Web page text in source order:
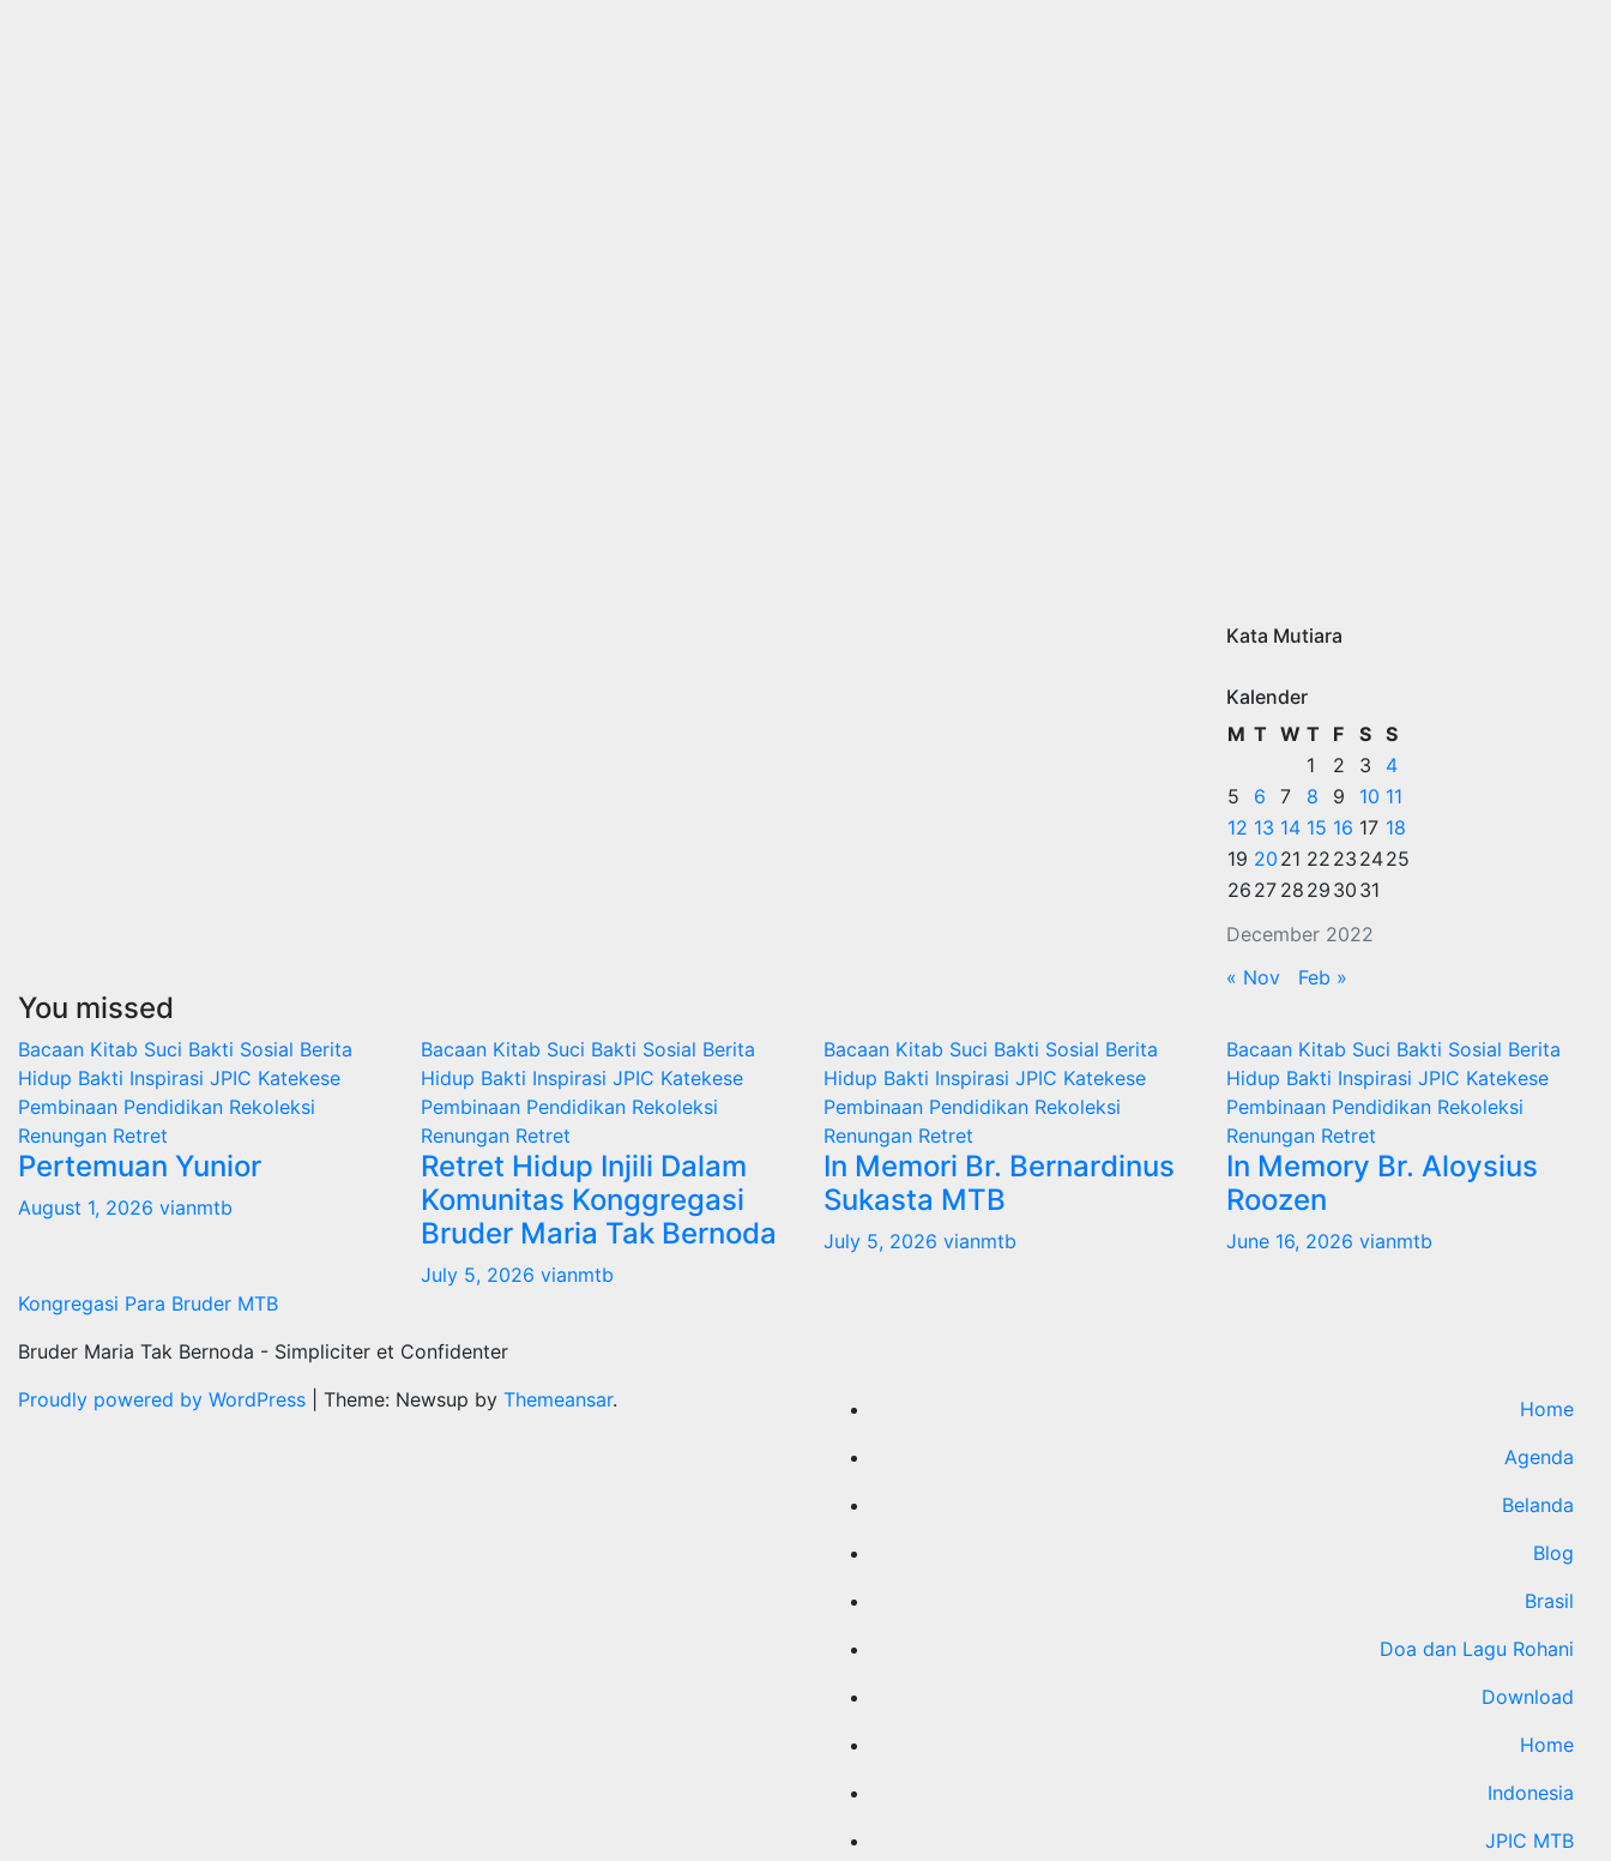
Kata Mutiara
Kalender
December 2022
M T W T F S S
1
2 3
4
5
6 7 8 9 10 11
12 13 14 15 16 17 18
19 20 21 22 23 2425
26 27 28 29 30 31
« Nov Feb »
You missed
Bacaan Kitab Suci Bakti Sosial Berita
Hidup Bakti Inspirasi JPIC Katekese
Pembinaan Pendidikan Rekoleksi
Renungan Retret
Pertemuan Yunior
August 1, 2026 vianmtb
Bacaan Kitab Suci Bakti Sosial Berita
Hidup Bakti Inspirasi JPIC Katekese
Pembinaan Pendidikan Rekoleksi
Renungan Retret
Retret Hidup Injili Dalam
Komunitas Konggregasi
Bruder Maria Tak Bernoda
July 5, 2026 vianmtb
Bacaan Kitab Suci Bakti Sosial Berita
Hidup Bakti Inspirasi JPIC Katekese
Pembinaan Pendidikan Rekoleksi
Renungan Retret
In Memori Br. Bernardinus
Sukasta MTB
July 5, 2026 vianmtb
Bacaan Kitab Suci Bakti Sosial Berita
Hidup Bakti Inspirasi JPIC Katekese
Pembinaan Pendidikan Rekoleksi
Renungan Retret
In Memory Br. Aloysius
Roozen
June 16, 2026 vianmtb
Kongregasi Para Bruder MTB
Bruder Maria Tak Bernoda - Simpliciter et Confidenter
Proudly powered by WordPress
Theme: Newsup by Themeansar.
Home
Agenda
Belanda
Blog
Brasil
Doa dan Lagu Rohani
Download
Home
Indonesia
JPIC MTB